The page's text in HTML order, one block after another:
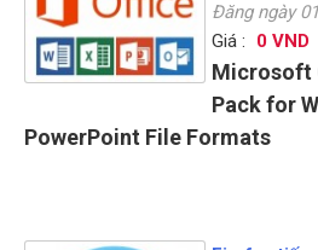
Đăng ngày
Giá :
0 VND
Microsoft
Pack for
PowerPoint File Formats